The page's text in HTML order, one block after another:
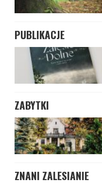
PUBLIKACJE
ZABYTKI
ZNANI ZALESIANIE